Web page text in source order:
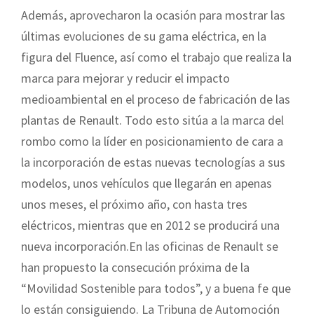
Además, aprovecharon la ocasión para mostrar las
últimas evoluciones de su gama eléctrica, en la
figura del Fluence, así como el trabajo que realiza la
marca para mejorar y reducir el impacto
medioambiental en el proceso de fabricación de las
plantas de Renault. Todo esto sitúa a la marca del
rombo como la líder en posicionamiento de cara a
la incorporación de estas nuevas tecnologías a sus
modelos, unos vehículos que llegarán en apenas
unos meses, el próximo año, con hasta tres
eléctricos, mientras que en 2012 se producirá una
nueva incorporación.En las oficinas de Renault se
han propuesto la consecución próxima de la
“Movilidad Sostenible para todos”, y a buena fe que
lo están consiguiendo. La Tribuna de Automoción